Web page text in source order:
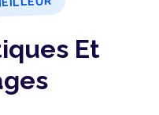
Et